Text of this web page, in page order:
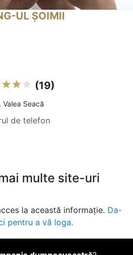
UL ȘOIMII
(19)
Seacă
de telefon
multe site-uri
la această informație. Da-
pentru a vă loga.